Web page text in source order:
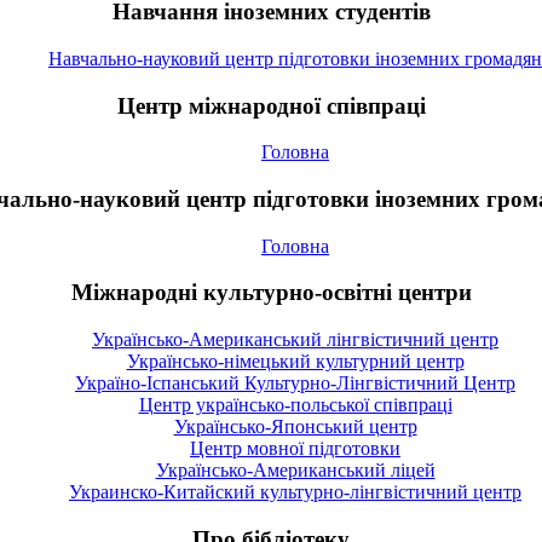
Навчання іноземних студентів
Навчально-науковий центр підготовки іноземних громадян
Центр міжнародної співпраці
Головна
науковий центр підготовки іноземних
Головна
Міжнародні культурно-освітні центри
Українсько-Американський лінгвістичний центр
Українсько-німецький культурний центр
Україно-Іспанський Культурно-Лінгвістичний Центр
Центр українсько-польської співпраці
Українсько-Японський центр
Центр мовної підготовки
Українсько-Американський ліцей
Украинско-Китайский культурно-лінгвістичний центр